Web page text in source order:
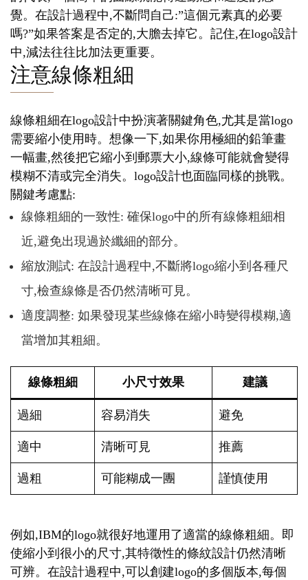
覺。在設計過程中,不斷問自己:”這個元素真的必要
嗎?”如果答案是否定的,大膽去掉它。記住,在logo設計
中,減法往往比加法更重要。
注意線條粗細
線條粗細在logo設計中扮演著關鍵角色,尤其是當logo
需要縮小使用時。想像一下,如果你用極細的鉛筆畫
一幅畫,然後把它縮小到郵票大小,線條可能就會變得
模糊不清或完全消失。logo設計也面臨同樣的挑戰。
關鍵考慮點:
線條粗細的一致性: 確保logo中的所有線條粗細相
近,避免出現過於纖細的部分。
縮放測試: 在設計過程中,不斷將logo縮小到各種尺
寸,檢查線條是否仍然清晰可見。
適度調整: 如果發現某些線條在縮小時變得模糊,適
當增加其粗細。
線條粗細 小尺寸效果 建議
過細 容易消失 避免
適中 清晰可見 推薦
過粗 可能糊成一團 謹慎使用
例如,IBM的logo就很好地運用了適當的線條粗細。即
使縮小到很小的尺寸,其特徵性的條紋設計仍然清晰
可辨。在設計過程中,可以創建logo的多個版本,每個